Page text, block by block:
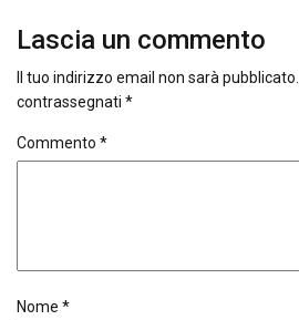
Lascia un commento
Il tuo indirizzo email non sarà pubblicato.
contrassegnati *
Commento *
Nome *